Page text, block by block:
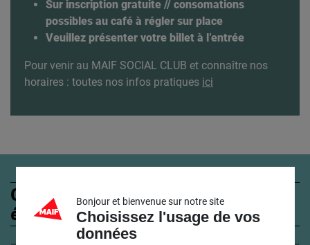
Sur inscription gratuite // consomations
possibles au café à régler sur place
Veuillez présenter votre billet à l’entrée
Pour venir au MAIF SOCIAL CLUB et connaître nos
horaires : toutes nos infos pratiques ici
Ces évènements peuvent
également vous intéresser
Bonjour et bienvenue sur notre site
Choisissez l'usage de vos
données